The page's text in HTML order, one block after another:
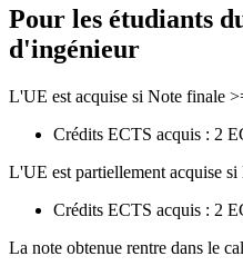
Pour les étudiants
d'ingénieur
L'UE est acquise si Note finale
Crédits ECTS acquis : 2
L'UE est partiellement acquise
Crédits ECTS acquis : 2
La note obtenue rentre dans le